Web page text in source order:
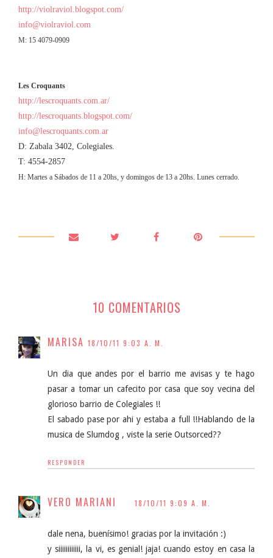
http://violraviol.blogspot.com/
info@violraviol.com
M: 15 4079-0909
Les Croquants
http://lescroquants.com.ar/
http://lescroquants.blogspot.com/
info@lescroquants.com.ar
D: Zabala 3402, Colegiales.
T: 4554-2857
H: Martes a Sábados de 11 a 20hs, y domingos de 13 a 20hs. Lunes cerrado.
10 COMENTARIOS
MARISA 18/10/11 9:03 A. M.
Un dia que andes por el barrio me avisas y te hago
pasar a tomar un cafecito por casa que soy vecina del
glorioso barrio de Colegiales !!
El sabado pase por ahi y estaba a full !!Hablando de la
musica de Slumdog , viste la serie Outsorced??
RESPONDER
VERO MARIANI 18/10/11 9:09 A. M.
dale nena, buenísimo! gracias por la invitación :)
y siiiiiiiiiiii, la vi, es genial! jaja! cuando estoy en casa la